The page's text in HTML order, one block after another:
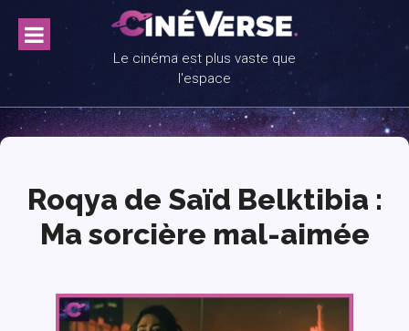
content
Le cinéma est plus vaste que
l'espace
Roqya de Saïd Belktibia :
Ma sorcière mal-aimée